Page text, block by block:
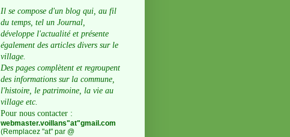
Il se compose d'un blog qui, au fil
du temps, tel un Journal,
développe l'actualité et présente
également des articles divers sur le
village.
Des pages complètent et regroupent
des informations sur la commune,
l'histoire, le patrimoine, la vie au
village etc.
Pour nous contacter :
webmaster.voillans"at"gmail.com
(Remplacez "at" par @